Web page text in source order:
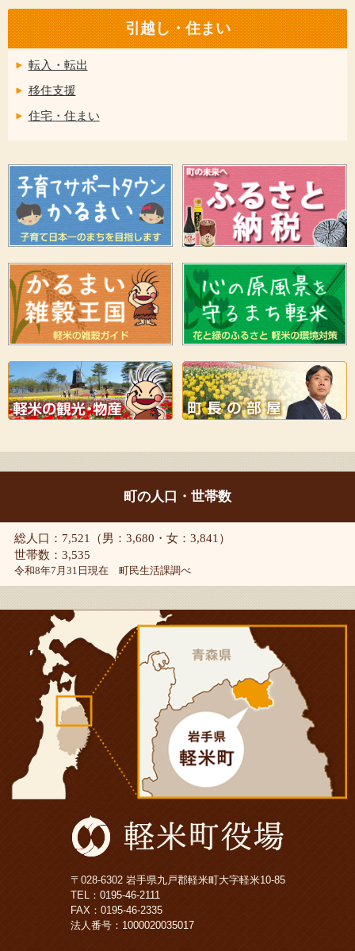
引越し・住まい
転入・転出
移住支援
住宅・住まい
町の人口・世帯数
総人口：7,521（男：3,680・女：3,841）
世帯数：3,535
令和8年7月31日現在 町民生活課調べ
〒028-6302 岩手県九戸郡軽米町大字軽米10-85
TEL： 0195-46-2111
FAX：0195-46-2335
法人番号：1000020035017